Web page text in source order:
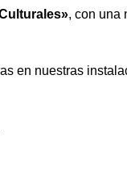
, con una
en nuestras